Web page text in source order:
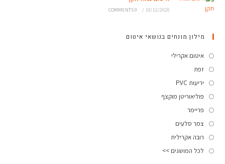
10/12/2020
/
0 COMMENTS
מילון מונחים בנושאי איטום
איטום אקרילי
זפת
יריעות PVC
פוליאוריטן מוקצף
פריימר
צמר סלעים
רובה אקרילית
לכל המושגים >>